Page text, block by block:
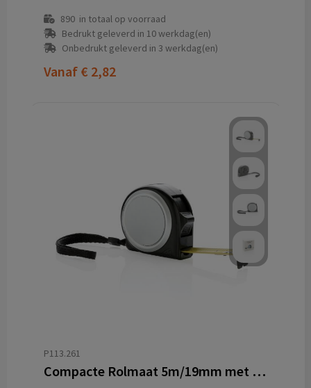
890in totaal op voorraad
Bedrukt geleverd in 10 werkdag(en)
Onbedrukt geleverd in 3 werkdag(en)
Vanaf € 2,82
P113.261
Compacte Rolmaat 5m/19mm met Riemclip en Polsband